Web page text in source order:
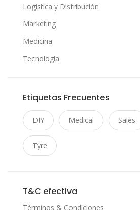
Logìstica y Distribuciòn
Marketing
Medicina
Tecnologìa
Etiquetas Frecuentes
DIY Medical Sales
Tyre
T&C efectiva
Términos & Condiciones